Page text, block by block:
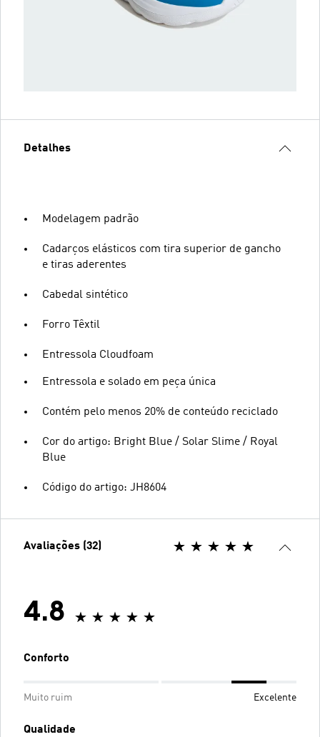
Detalhes
Modelagem padrão
Cadarços elásticos com tira superior de gancho
e tiras aderentes
Cabedal sintético
Forro Têxtil
Entressola Cloudfoam
Entressola e solado em peça única
Contém pelo menos 20% de conteúdo reciclado
Cor do artigo: Bright Blue / Solar Slime / Royal
Blue
Código do artigo: JH8604
Avaliações (32)
4.8
Conforto
Muito ruim Excelente
Qualidade